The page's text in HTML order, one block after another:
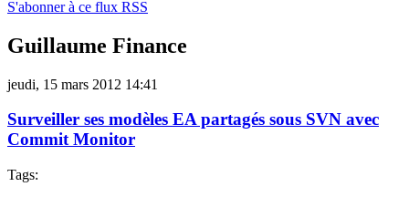
S'abonner à ce flux RSS
Guillaume Finance
jeudi, 15 mars 2012 14:41
Surveiller ses modèles EA partagés sous SVN avec
Commit Monitor
Tags: